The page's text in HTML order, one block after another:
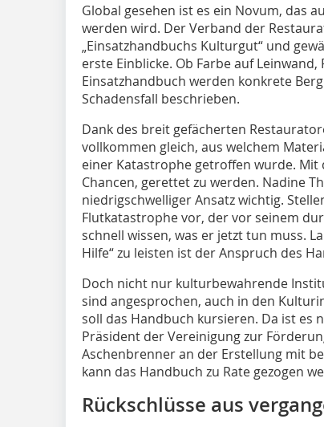
Global gesehen ist es ein Novum, das
werden wird. Der Verband der
„Einsatzhandbuchs Kulturgut“ und
erste Einblicke. Ob Farbe auf
Einsatzhandbuch werden konkrete
Schadensfall beschrieben.
Dank des breit gefächerten
vollkommen gleich, aus welchem
einer Katastrophe getroffen wurde.
Chancen, gerettet zu werden. Nadine
niedrigschwelliger Ansatz wichtig.
Flutkatastrophe vor, der vor seinem
schnell wissen, was er jetzt tun muss.
Hilfe“ zu leisten ist der Anspruch des
Doch nicht nur kulturbewahrende
sind angesprochen, auch in den
soll das Handbuch kursieren. Da ist
Präsident der Vereinigung zur
Aschenbrenner an der Erstellung mit
kann das Handbuch zu Rate gezogen
Rückschlüsse aus